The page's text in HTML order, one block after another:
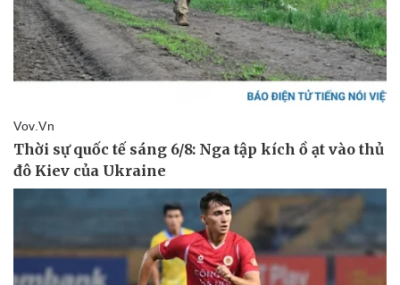
Doanh nghiệp
Thông tin doanh nghiệp
Vì cộng đồng
Sành điệu
Tin Công nghệ
Trải nghiệm
Chuyển đổi số